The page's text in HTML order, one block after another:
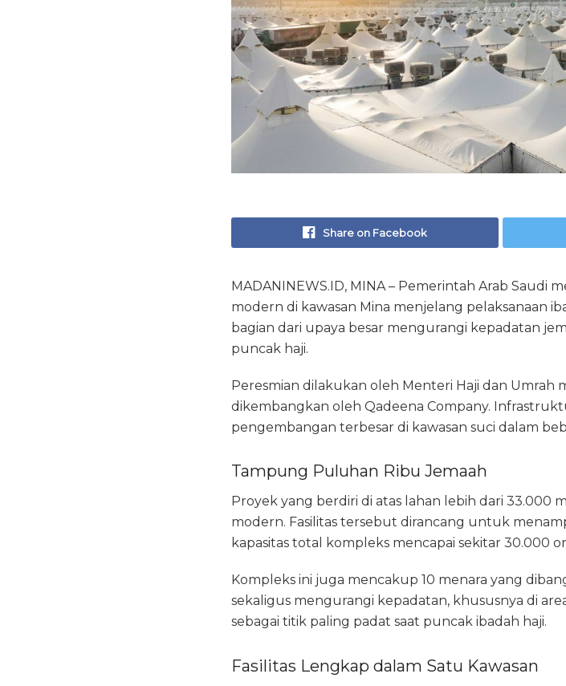
Share on Facebook
MADANINEWS.ID, MINA – Pemerintah Arab Saudi
modern di kawasan Mina menjelang pelaksanaan
bagian dari upaya besar mengurangi kepadatan
puncak haji.
Peresmian dilakukan oleh Menteri Haji dan Umrah
dikembangkan oleh Qadeena Company.
pengembangan terbesar di kawasan suci dalam
Tampung Puluhan Ribu Jemaah
Proyek yang berdiri di atas lahan lebih dari 33.000
modern. Fasilitas tersebut dirancang untuk
kapasitas total kompleks mencapai sekitar 30.000
Kompleks ini juga mencakup 10 menara yang
sekaligus mengurangi kepadatan, khususnya di
sebagai titik paling padat saat puncak ibadah haji.
Fasilitas Lengkap dalam Satu Kawasan